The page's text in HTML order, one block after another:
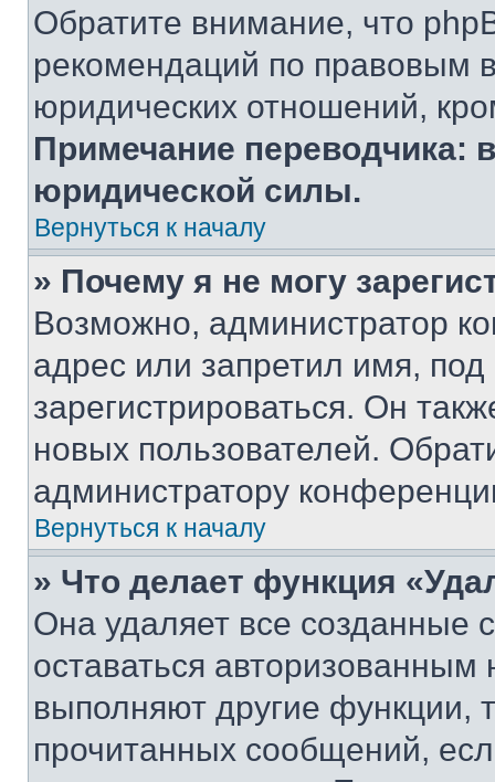
Обратите внимание, что
рекомендаций по правовым
юридических отношений,
Примечание переводчика:
юридической силы.
Вернуться к началу
» Почему я не могу
Возможно, администратор
адрес или запретил имя,
зарегистрироваться. Он
новых пользователей.
администратору
Вернуться к началу
» Что делает функция
Она удаляет все созданные
оставаться
выполняют другие функции,
прочитанных сообщений,